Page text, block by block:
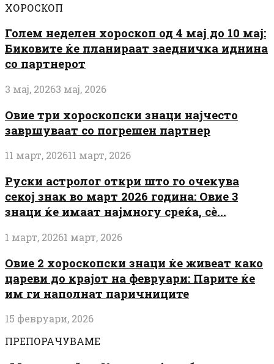
ХОРОСКОП
Голем неделен хороскоп од 4 мај до 10 мај:
Биковите ќе планираат заедничка иднина
со партнерот
3 мај, 20263 мај, 2026
Овие три хороскопски знаци најчесто
завршуваат со погрешен партнер
11 март, 202611 март, 2026
Руски астролог откри што го очекува
секој знак во март 2026 година: Овие 3
знаци ќе имаат најмногу среќа, сè...
1 март, 20261 март, 2026
Овие 2 хороскопски знаци ќе живеат како
цареви до крајот на февруари: Парите ќе
им ги наполнат паричниците
15 февруари, 2026
ПРЕПОРАЧУВАМЕ